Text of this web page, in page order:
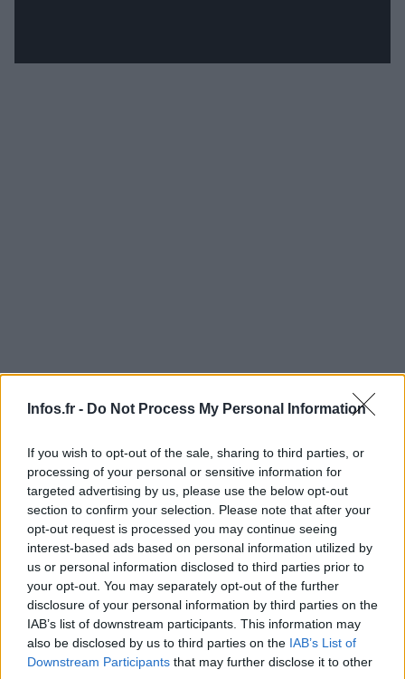
Infos.fr - Do Not Process My Personal Information
If you wish to opt-out of the sale, sharing to third parties, or
processing of your personal or sensitive information for
targeted advertising by us, please use the below opt-out
section to confirm your selection. Please note that after your
opt-out request is processed you may continue seeing
interest-based ads based on personal information utilized by
us or personal information disclosed to third parties prior to
your opt-out. You may separately opt-out of the further
disclosure of your personal information by third parties on the
IAB’s list of downstream participants. This information may
also be disclosed by us to third parties on the IAB’s List of
Downstream Participants that may further disclose it to other
Même si les vacances scolaires ont débuté, Jean-Vincent
mouvement afin de demander le retour en France de la
jeuneLeonarda.
«Il faut se mobiliser », prône le président du groupe
écologiste au Sénat. Au micro de RTL, le sénateur attend
du gouvernement que toute la famille renvoyée au Kosovo
puisse également réintégrer le territoire national : «Le
geste humain, naturel, c’était de faire revenir cette famille,
vu les conditions de départ de la jeune femme. »